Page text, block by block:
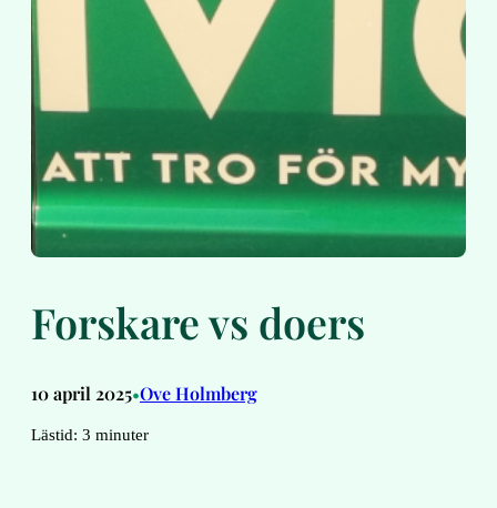
Forskare vs doers
10 april 2025•Ove Holmberg
Lästid: 3 minuter